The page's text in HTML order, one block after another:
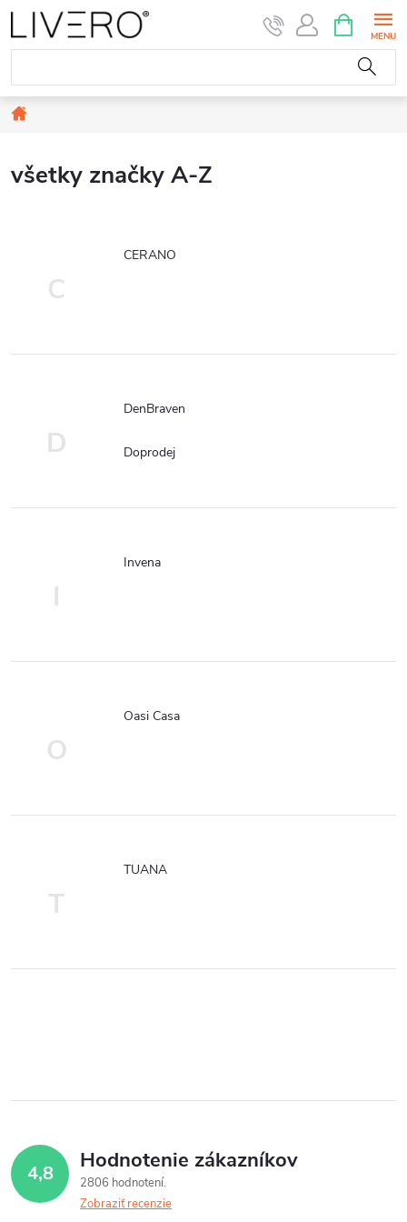
Prejsť
na
obsah
KOŠÍK
všetky značky A-Z
C
CERANO
D
DenBraven
Doprodej
I
Invena
O
Oasi Casa
T
TUANA
4,8 Hodnotenie zákazníkov
2806 hodnotení
Zobraziť recenzie